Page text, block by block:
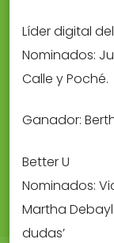
Líder digital
Nominados:
Calle y Poché.
Ganador:
Better U
Nominados:
Martha
dudas’